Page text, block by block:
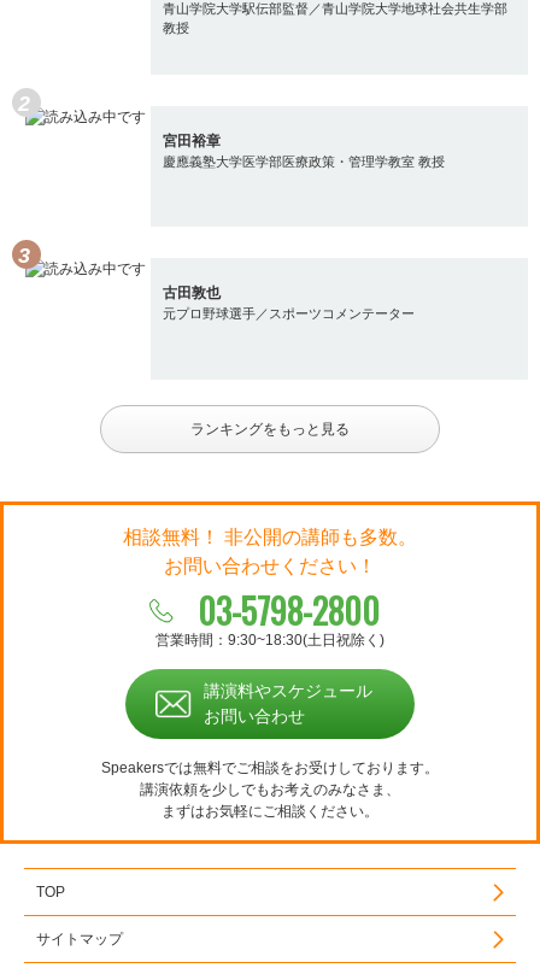
青山学院大学駅伝部監督／青山学院大学地球社会共生学部
教授
宮田裕章
慶應義塾大学医学部医療政策・管理学教室 教授
古田敦也
元プロ野球選手／スポーツコメンテーター
ランキングをもっと見る
相談無料！ 非公開の講師も多数。
お問い合わせください！
03-5798-2800
営業時間：9:30~18:30(土日祝除く)
講演料やスケジュール
お問い合わせ
Speakersでは無料でご相談をお受けしております。
講演依頼を少しでもお考えのみなさま、
まずはお気軽にご相談ください。
TOP
サイトマップ